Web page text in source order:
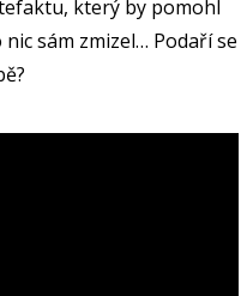
který by pomohl
sám zmizel… Podaří se